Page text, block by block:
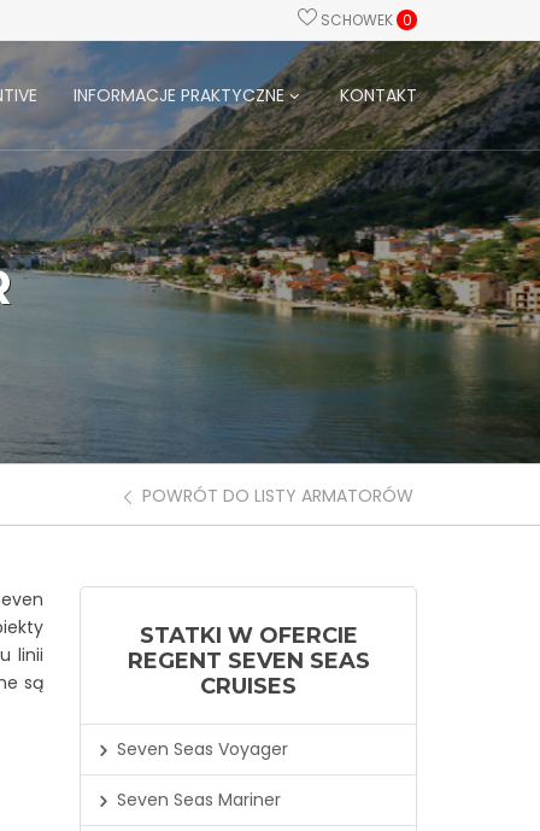
SCHOWEK 0
INFORMACJE PRAKTYCZNE KONTAKT
POWRÓT DO LISTY ARMATORÓW
linii
są
STATKI W OFERCIE
REGENT SEVEN SEAS
CRUISES
Seven Seas Voyager
Seven Seas Mariner